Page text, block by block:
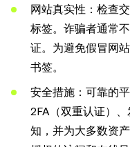
网站真实性：检查
标签。诈骗者通常
证。为避免假冒网
书签。
安全措施：可靠的
2FA（双重认证）
知，并为大多数资